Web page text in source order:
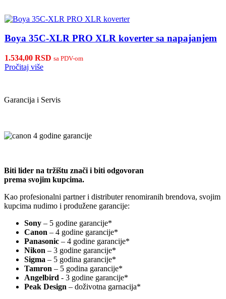
Boya 35C-XLR PRO XLR koverter sa napajanjem
1.534,00 RSD sa PDV-om
Pročitaj više
Garancija i Servis
Biti lider na tržištu znači i biti odgovoran
prema svojim kupcima.
Kao profesionalni partner i distributer renomiranih brendova, svojim
kupcima nudimo i produžene garancije:
Sony – 5 godine garancije*
Canon – 4 godine garancije*
Panasonic – 4 godine garancije*
Nikon – 3 godine garancije*
Sigma – 5 godina garancije*
Tamron – 5 godina garancije*
Angelbird - 3 godine garancije*
Peak Design – doživotna garnacija*